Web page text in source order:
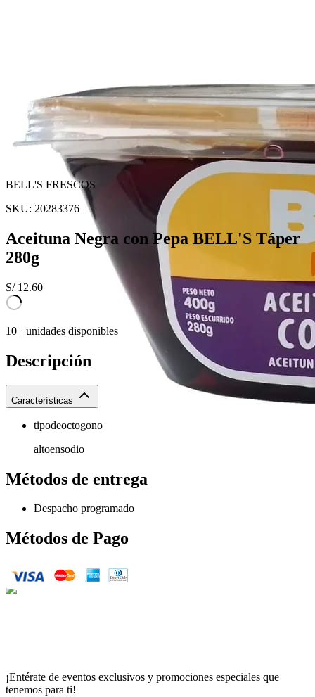
BELL'S FRESCOS
SKU: 20283376
Aceituna Negra con Pepa BELL'S Táper
280g
S/ 12.60
10+ unidades disponibles
Descripción
Características
tipodeoctogono
altoensodio
Métodos de entrega
Despacho programado
Métodos de Pago
¡Entérate de eventos exclusivos y promociones especiales que
tenemos para ti!